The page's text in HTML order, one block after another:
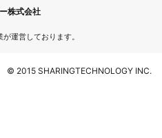
株式会社
運営しております。
© 2015 SHARINGTECHNOLOGY INC.